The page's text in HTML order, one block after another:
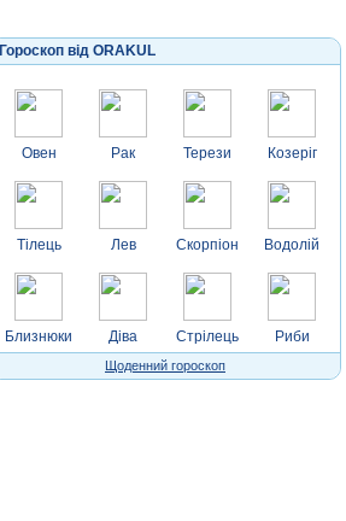
Гороскоп від ORAKUL
Овен
Тілець
Близнюки
Рак
Лев
Діва
Терези
Скорпіон
Стрілець
Козеріг
Водолій
Риби
Щоденний гороскоп